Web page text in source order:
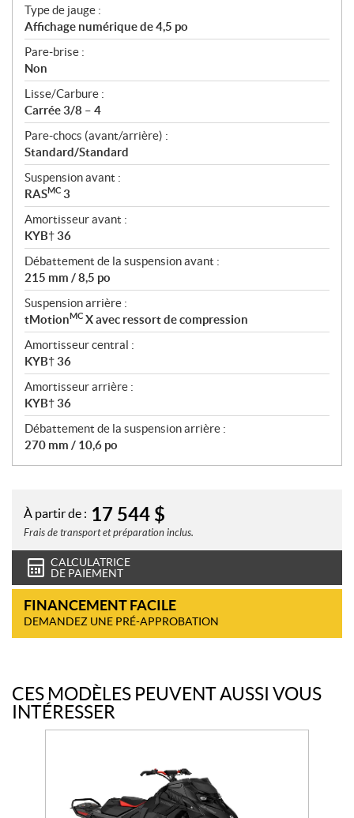
Type de jauge :
Affichage numérique de 4,5 po
Pare-brise :
Non
Lisse/Carbure :
Carrée 3/8 – 4
Pare-chocs (avant/arrière) :
Standard/Standard
Suspension avant :
RASMC 3
Amortisseur avant :
KYB† 36
Débattement de la suspension avant :
215 mm / 8,5 po
Suspension arrière :
tMotionMC X avec ressort de compression
Amortisseur central :
KYB† 36
Amortisseur arrière :
KYB† 36
Débattement de la suspension arrière :
270 mm / 10,6 po
À partir de : 17 544 $
Frais de transport et préparation inclus.
CALCULATRICE
DE PAIEMENT
FINANCEMENT FACILE
DEMANDEZ UNE PRÉ-APPROBATION
CES MODÈLES PEUVENT AUSSI VOUS
INTÉRESSER